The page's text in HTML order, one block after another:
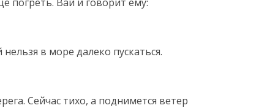
в море далеко пускаться.
Сейчас тихо, а поднимется ветер